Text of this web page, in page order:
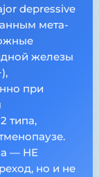
depressive
мета-
железы
при
типа,
— НЕ
но и не